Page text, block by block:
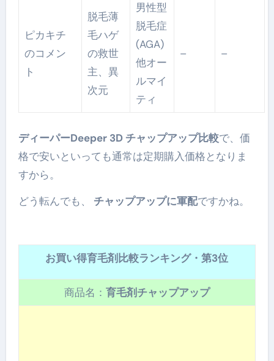
ピカキチ
のコメン
ト
脱毛薄
毛ハゲ
の救世
主、異
次元
男性型
脱毛症
(AGA)
他オー
ルマイ
ティ
– –
ディーパーDeeper 3D チャップアップ比較で、価
格で安いといっても通常は定期購入価格となりま
すから。
どう転んでも、
チャップアップに軍配ですかね。
お買い得育毛剤比較ランキング・第3位
商品名： 育毛剤チャップアップ